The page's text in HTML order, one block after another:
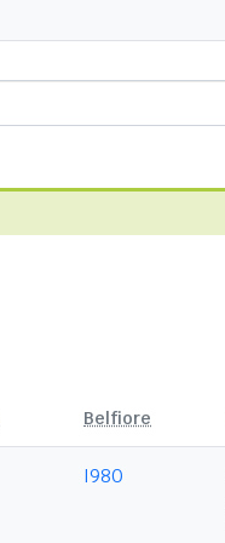
Belfiore
I980